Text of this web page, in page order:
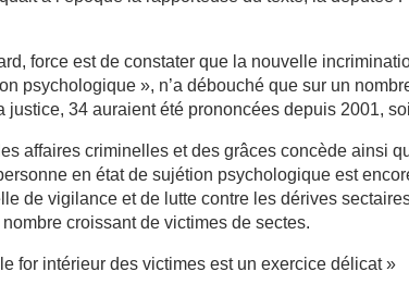
force est de constater que la nouvelle
psychologique », n’a débouché que sur un
justice, 34 auraient été prononcées depuis 2001,
affaires criminelles et des grâces concède ainsi
en état de sujétion psychologique est
de vigilance et de lutte contre les dérives
croissant de victimes de sectes.
for intérieur des victimes est un exercice délicat »